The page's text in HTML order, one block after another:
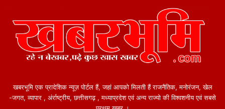
खबरभूमि एक प्रादेशिक न्यूज़ पोर्टल हैं, जहां आपको मिलती हैं राजनैतिक, मनोरंजन, खेल
-जगत, व्यापार , अंर्राष्ट्रीय, छत्तीसगढ़ , मध्याप्रदेश एवं अन्य राज्यो की विश्वशनीय एवं सबसे